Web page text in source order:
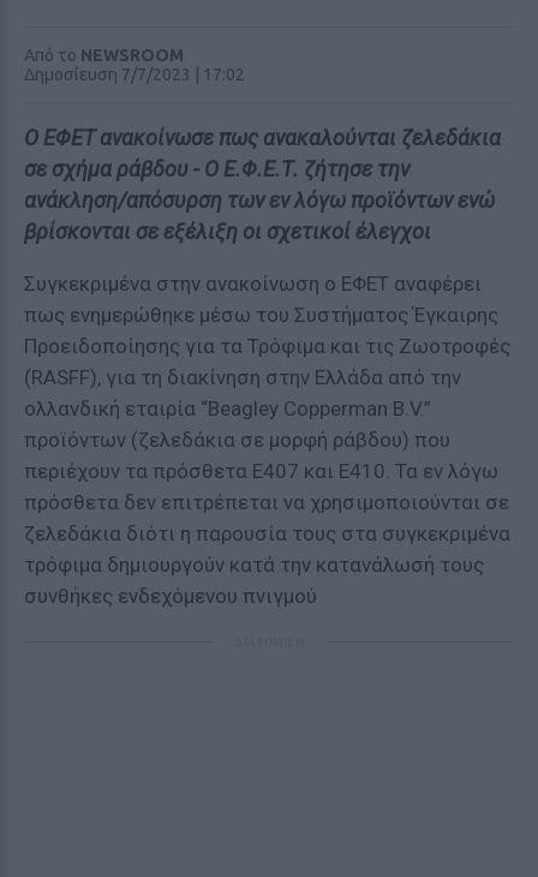
Από το NEWSROOM
Δημοσίευση 7/7/2023 | 17:02
Ο ΕΦΕΤ ανακοίνωσε πως ανακαλούνται ζελεδάκια
σε σχήμα ράβδου - O Ε.Φ.Ε.Τ. ζήτησε την
ανάκληση/απόσυρση των εν λόγω προϊόντων ενώ
βρίσκονται σε εξέλιξη οι σχετικοί έλεγχοι
Συγκεκριμένα στην ανακοίνωση ο ΕΦΕΤ αναφέρει
πως ενημερώθηκε μέσω του Συστήματος Έγκαιρης
Προειδοποίησης για τα Τρόφιμα και τις Ζωοτροφές
(RASFF), για τη διακίνηση στην Ελλάδα από την
ολλανδική εταιρία “Beagley Copperman B.V.”
προϊόντων (ζελεδάκια σε μορφή ράβδου) που
περιέχουν τα πρόσθετα Ε407 και E410. Τα εν λόγω
πρόσθετα δεν επιτρέπεται να χρησιμοποιούνται σε
ζελεδάκια διότι η παρουσία τους στα συγκεκριμένα
τρόφιμα δημιουργούν κατά την κατανάλωσή τους
συνθήκες ενδεχόμενου πνιγμού